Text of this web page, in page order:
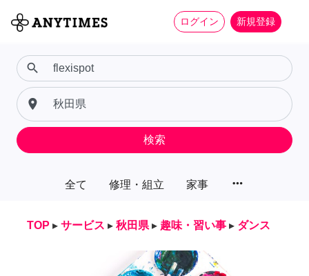
ログイン 新規登録
全て 修理・組立 家事 more_horiz
search
place
検索
TOP ▸ サービス ▸ 秋田県 ▸ 趣味・習い事 ▸ ダンス